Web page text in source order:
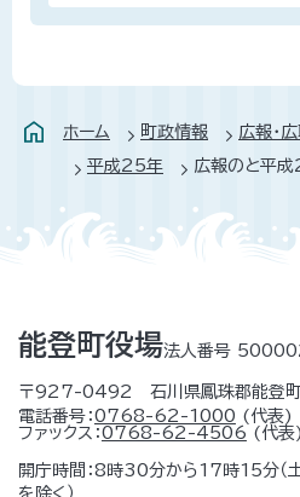
ホーム 町政情報 広報・
平成25年
広報のと平
能登町役場法人番号
〒927-0492 石川県鳳珠郡能登町
電話番号：0768-62-1000 (代表)
ファックス：0768-62-4506 (代表)
開庁時間：8時30分から17時15分（
を除く）